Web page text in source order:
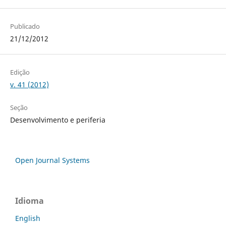
Publicado
21/12/2012
Edição
v. 41 (2012)
Seção
Desenvolvimento e periferia
Open Journal Systems
Idioma
English